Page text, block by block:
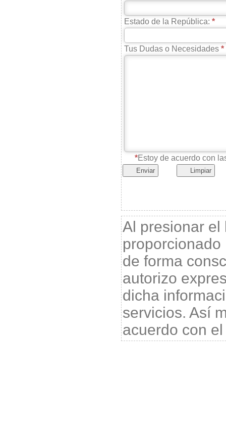
Estado de la República:
Tus Dudas o Necesidades
Estoy de acuerdo con
Enviar Limpiar
Al presionar el
de forma
autorizo
dicha
servicios. Así
acuerdo con